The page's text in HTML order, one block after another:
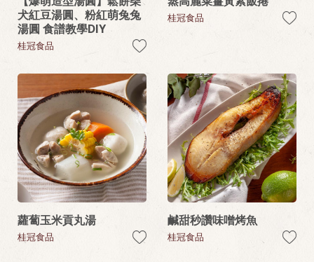
犬紅豆湯圓、粉紅萌兔兔
湯圓 食譜教學DIY
桂冠食品
桂冠食品
蘿蔔玉米貢丸湯
桂冠食品
鹹甜秒讚味噌烤魚
桂冠食品